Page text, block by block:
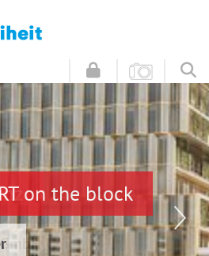
on the block